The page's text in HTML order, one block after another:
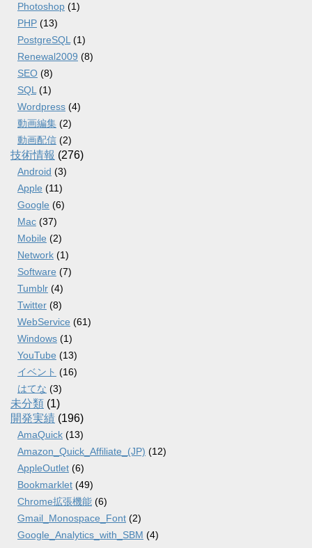
Photoshop (1)
PHP (13)
PostgreSQL (1)
Renewal2009 (8)
SEO (8)
SQL (1)
Wordpress (4)
動画編集 (2)
動画配信 (2)
技術情報 (276)
Android (3)
Apple (11)
Google (6)
Mac (37)
Mobile (2)
Network (1)
Software (7)
Tumblr (4)
Twitter (8)
WebService (61)
Windows (1)
YouTube (13)
イベント (16)
はてな (3)
未分類 (1)
開発実績 (196)
AmaQuick (13)
Amazon_Quick_Affiliate_(JP) (12)
AppleOutlet (6)
Bookmarklet (49)
Chrome拡張機能 (6)
Gmail_Monospace_Font (2)
Google_Analytics_with_SBM (4)